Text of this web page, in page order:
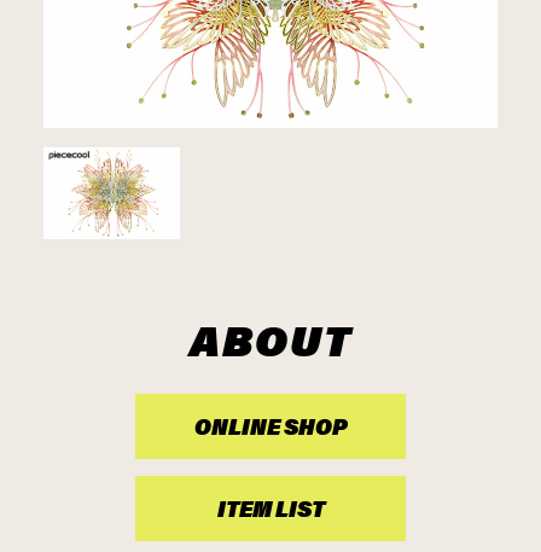
ABOUT
ONLINE SHOP
ITEM LIST